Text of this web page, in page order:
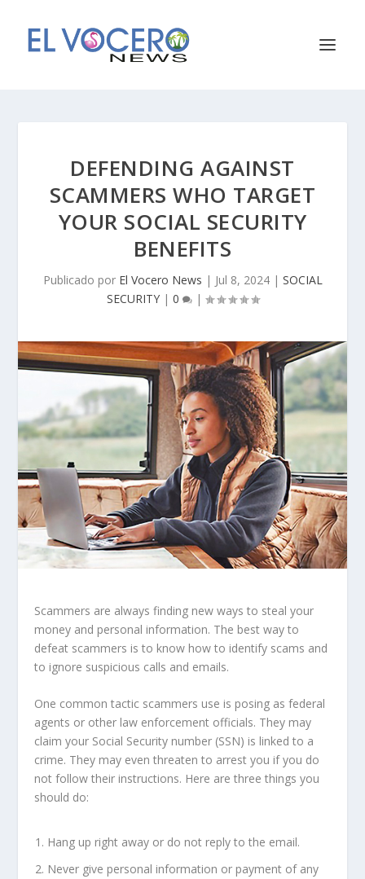
DEFENDING AGAINST
SCAMMERS WHO TARGET
YOUR SOCIAL SECURITY
BENEFITS
Publicado por El Vocero News | Jul 8, 2024| SOCIAL
SECURITY| 0 |
Scammers are always finding new ways to steal your
money and personal information. The best way to
defeat scammers is to know how to identify scams and
to ignore suspicious calls and emails.
One common tactic scammers use is posing as federal
agents or other law enforcement officials. They may
claim your Social Security number (SSN) is linked to a
crime. They may even threaten to arrest you if you do
not follow their instructions. Here are three things you
should do:
Hang up right away or do not reply to the email.
Never give personal information or payment of any